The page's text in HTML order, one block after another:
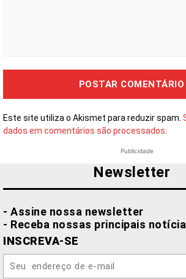
Este site utiliza o Akismet para reduzir spam.
dados em comentários são processados.
Publicidade
Newsletter
- Assine nossa newsletter
- Receba nossas principais
INSCREVA-SE